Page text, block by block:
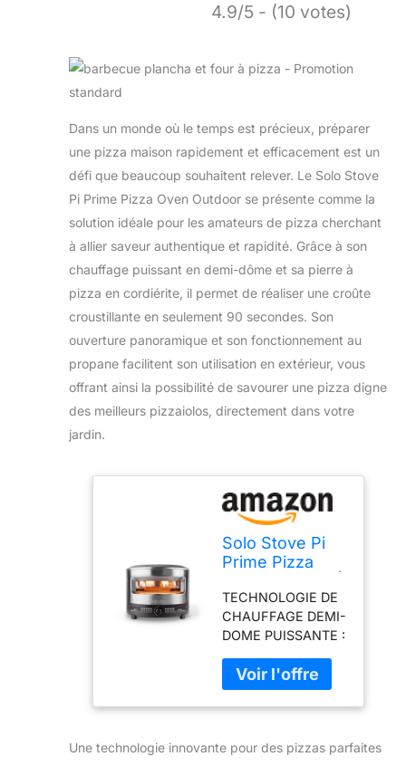
4.9/5 - (10 votes)
Dans un monde où le temps est précieux, préparer
une pizza maison rapidement et efficacement est un
défi que beaucoup souhaitent relever. Le Solo Stove
Pi Prime Pizza Oven Outdoor se présente comme la
solution idéale pour les amateurs de pizza cherchant
à allier saveur authentique et rapidité. Grâce à son
chauffage puissant en demi-dôme et sa pierre à
pizza en cordiérite, il permet de réaliser une croûte
croustillante en seulement 90 secondes. Son
ouverture panoramique et son fonctionnement au
propane facilitent son utilisation en extérieur, vous
offrant ainsi la possibilité de savourer une pizza digne
des meilleurs pizzaiolos, directement dans votre
jardin.
Solo Stove Pi
Prime Pizza
Propane,
chauffage
puissant en
demi-dôme,
four facile à
cuire, croûte
croustillante en
pierre à pizza
TECHNOLOGIE DE
CHAUFFAGE DEMI-
DOME PUISSANTE :
Prime est une
fusion
révolutionnaire de la
propane et de notre
Une technologie innovante pour des pizzas parfaites